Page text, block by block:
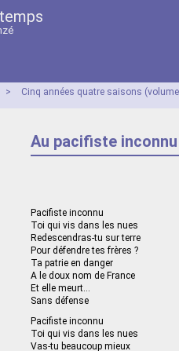
> Cinq années quatre saisons
Au pacifiste inconnu
Pacifiste inconnu
Toi qui vis dans les nues
Redescendras-tu sur terre
Pour défendre tes frères ?
Ta patrie en danger
A le doux nom de France
Et elle meurt…
Sans défense
Pacifiste inconnu
Toi qui vis dans les nues
Vas-tu beaucoup mieux